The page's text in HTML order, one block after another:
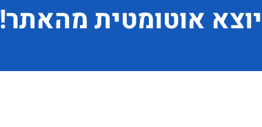
יוצא אוטומטית מהאתר!